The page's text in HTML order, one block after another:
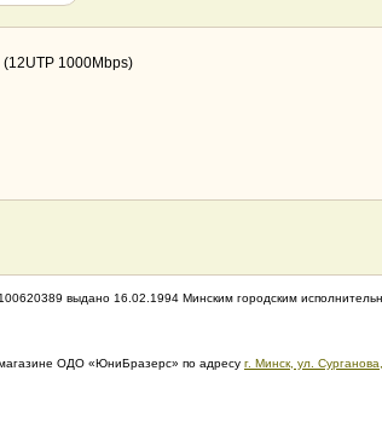
(12UTP 1000Mbps)
выдано 16.02.1994 Минским городским
магазине ОДО «ЮниБразерс» по адресу г. Минск, ул.